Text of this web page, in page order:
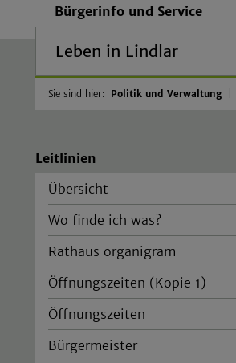
Bürgerinfo und Service
Leben in Lindlar
Sie sind hier: Politik und Verwaltung
Leitlinien
Übersicht
Wo finde ich was?
Rathaus organigram
Öffnungszeiten (Kopie 1)
Öffnungszeiten
Bürgermeister